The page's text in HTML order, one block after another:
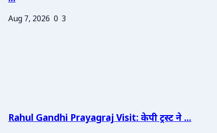
Aug 7, 2026 0 3
Rahul Gandhi Prayagraj Visit: केपी ट्रस्ट ने ...